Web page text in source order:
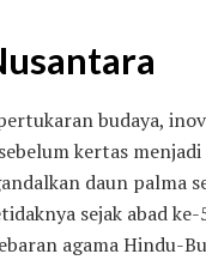
budaya,
kertas
daun palma
sejak abad
agama Hindu-